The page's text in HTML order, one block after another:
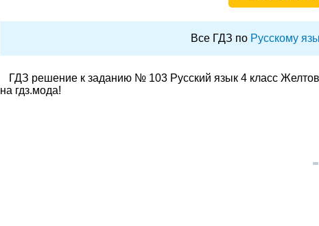
Все ГДЗ по Русскому
ГДЗ решение к заданию № 103 Русский язык 4 класс
на гдз.мода!